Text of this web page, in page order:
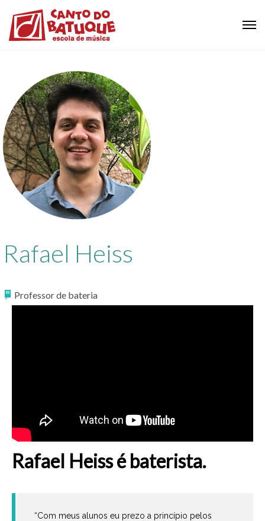
Rafael Heiss
Professor de bateria
Rafael Heiss é baterista.
“Com meus alunos eu prezo a princípio pelos